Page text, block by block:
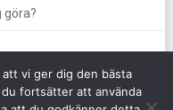
göra?
vi ger dig den bästa
fortsätter att använda